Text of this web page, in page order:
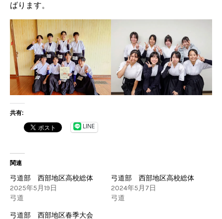
ばります。
共有:
LINE
関連
弓道部 西部地区高校総体
2025年5月19日
弓道
弓道部 西部地区高校総体
2024年5月7日
弓道
弓道部 西部地区春季大会